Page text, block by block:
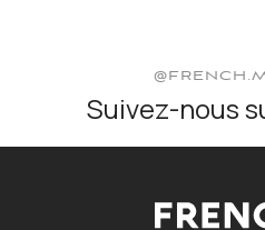
Suivez-nous